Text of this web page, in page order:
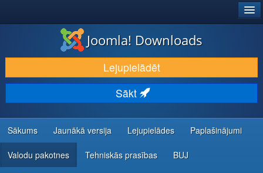
LEJUPIELĀDĒT UN PAPLAŠINĀT
ATKLĀJ UN IEMĀCIES
KOPIENA UN ATBALSTS
IZSTRĀDĀTĀJU RESURSI
Joomla! Downloads
Lejupielādēt
Sākt
Sākums Jaunākā versija Lejupielādes Paplašinājumi
Valodu pakotnes Tehniskās prasības BUJ